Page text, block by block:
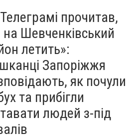
прочитав,
Шевченківський
летить»:
Запоріжжя
як почули
та прибігли
людей з-під